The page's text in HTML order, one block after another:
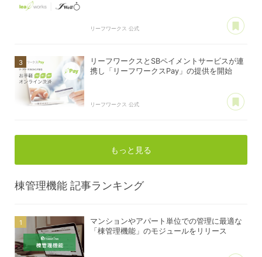
リーフワークス 公式
リーフワークスとSBペイメントサービスが連
携し「リーフワークスPay」の提供を開始
リーフワークス 公式
もっと見る
棟管理機能 記事ランキング
マンションやアパート単位での管理に最適な
「棟管理機能」のモジュールをリリース